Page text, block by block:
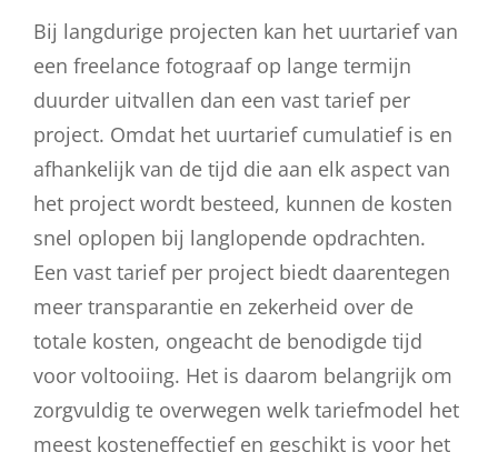
Bij langdurige projecten kan het uurtarief van
een freelance fotograaf op lange termijn
duurder uitvallen dan een vast tarief per
project. Omdat het uurtarief cumulatief is en
afhankelijk van de tijd die aan elk aspect van
het project wordt besteed, kunnen de kosten
snel oplopen bij langlopende opdrachten.
Een vast tarief per project biedt daarentegen
meer transparantie en zekerheid over de
totale kosten, ongeacht de benodigde tijd
voor voltooiing. Het is daarom belangrijk om
zorgvuldig te overwegen welk tariefmodel het
meest kosteneffectief en geschikt is voor het